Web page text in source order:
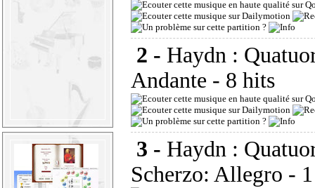
2 - Haydn :
Andante - 8 hits
3 - Haydn :
Scherzo: Allegro -